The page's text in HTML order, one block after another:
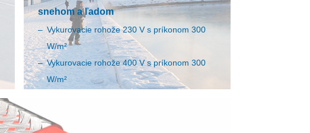
snehom a ľadom
Vykurovacie rohože 230 V s príkonom 300
W/m²
Vykurovacie rohože 400 V s príkonom 300
W/m²